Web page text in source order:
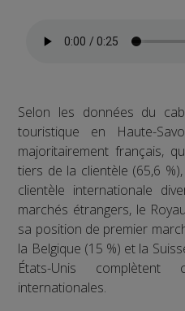
Selon les données du
touristique en Haute-
majoritairement français,
tiers de la clientèle (65,6
clientèle internationale
marchés étrangers, le
sa position de premier
la Belgique (15 %) et la
États-Unis
internationales.